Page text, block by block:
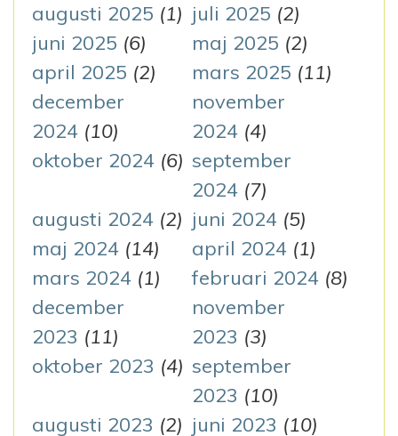
augusti 2025 (1) juli 2025 (2)
juni 2025 (6) maj 2025 (2)
april 2025 (2) mars 2025 (11)
december
2024 (10)
november
2024 (4)
oktober 2024 (6) september
2024 (7)
augusti 2024 (2) juni 2024 (5)
maj 2024 (14) april 2024 (1)
mars 2024 (1) februari 2024 (8)
december
2023 (11)
november
2023 (3)
oktober 2023 (4) september
2023 (10)
augusti 2023 (2) juni 2023 (10)